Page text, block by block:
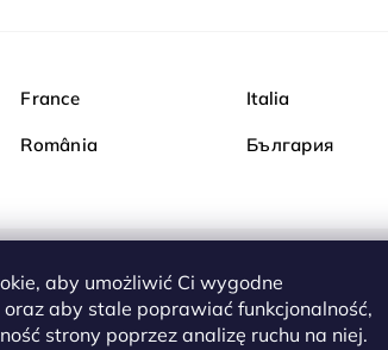
aby umożliwić Ci wygodne
aby stale poprawiać funkcjonalność,
strony poprzez analizę ruchu na niej.
France Italia
România България
Kupuj
są całkowicie